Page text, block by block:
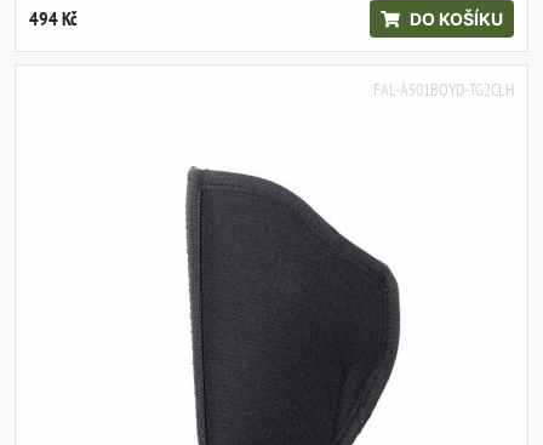
494 Kč DO KOŠÍKU
FAL-A501BOYD-TG2CLH